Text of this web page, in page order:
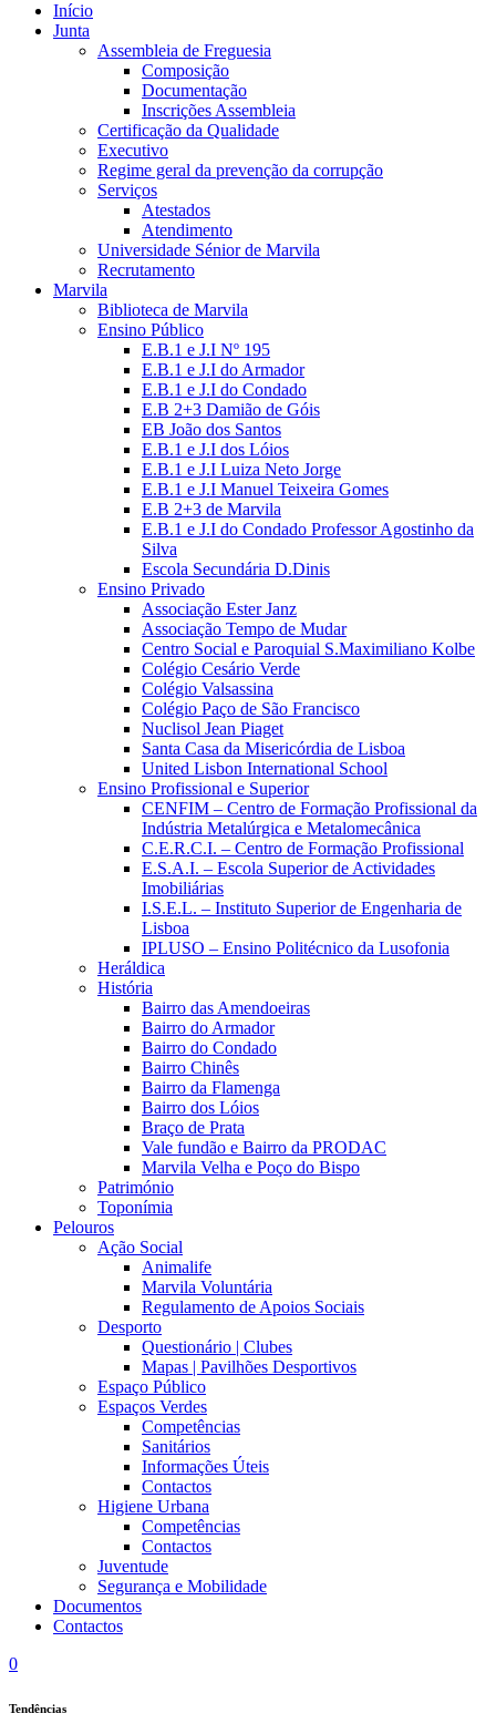
Início
Junta
Assembleia de Freguesia
Composição
Documentação
Inscrições Assembleia
Certificação da Qualidade
Executivo
Regime geral da prevenção da corrupção
Serviços
Atestados
Atendimento
Universidade Sénior de Marvila
Recrutamento
Marvila
Biblioteca de Marvila
Ensino Público
E.B.1 e J.I Nº 195
E.B.1 e J.I do Armador
E.B.1 e J.I do Condado
E.B 2+3 Damião de Góis
EB João dos Santos
E.B.1 e J.I dos Lóios
E.B.1 e J.I Luiza Neto Jorge
E.B.1 e J.I Manuel Teixeira Gomes
E.B 2+3 de Marvila
E.B.1 e J.I do Condado Professor Agostinho da
Silva
Escola Secundária D.Dinis
Ensino Privado
Associação Ester Janz
Associação Tempo de Mudar
Centro Social e Paroquial S.Maximiliano Kolbe
Colégio Cesário Verde
Colégio Valsassina
Colégio Paço de São Francisco
Nuclisol Jean Piaget
Santa Casa da Misericórdia de Lisboa
United Lisbon International School
Ensino Profissional e Superior
CENFIM – Centro de Formação Profissional da
Indústria Metalúrgica e Metalomecânica
C.E.R.C.I. – Centro de Formação Profissional
E.S.A.I. – Escola Superior de Actividades
Imobiliárias
I.S.E.L. – Instituto Superior de Engenharia de
Lisboa
IPLUSO – Ensino Politécnico da Lusofonia
Heráldica
História
Bairro das Amendoeiras
Bairro do Armador
Bairro do Condado
Bairro Chinês
Bairro da Flamenga
Bairro dos Lóios
Braço de Prata
Vale fundão e Bairro da PRODAC
Marvila Velha e Poço do Bispo
Património
Toponímia
Pelouros
Ação Social
Animalife
Marvila Voluntária
Regulamento de Apoios Sociais
Desporto
Questionário | Clubes
Mapas | Pavilhões Desportivos
Espaço Público
Espaços Verdes
Competências
Sanitários
Informações Úteis
Contactos
Higiene Urbana
Competências
Contactos
Juventude
Segurança e Mobilidade
Documentos
Contactos
0
Tendências